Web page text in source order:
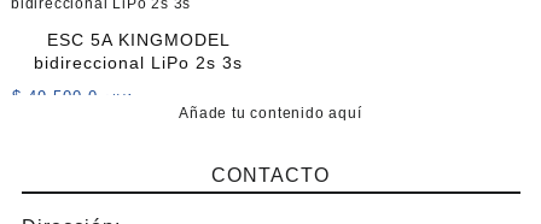
ESC 5A KINGMODEL
bidireccional LiPo 2s 3s
$ 49.500,0 +IVA
Añade tu contenido aquí
CONTACTO